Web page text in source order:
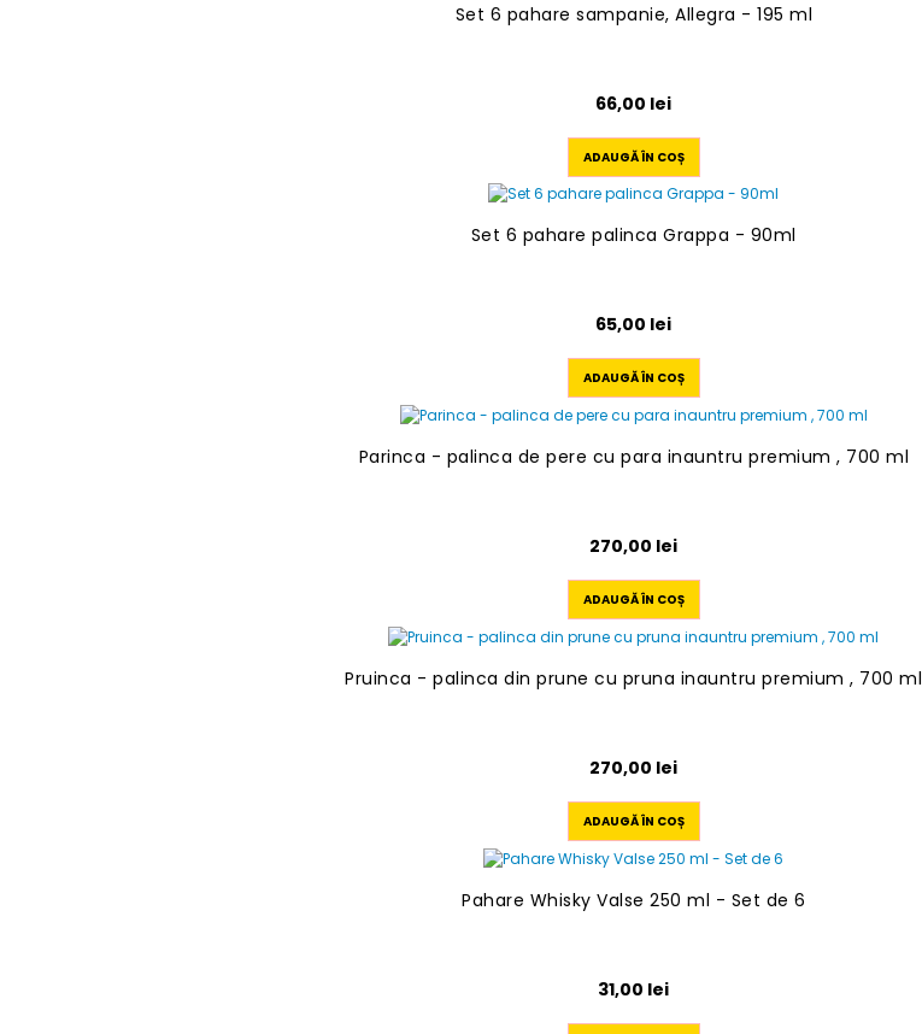
Set 6 pahare sampanie, Allegra - 195 ml
66,00 lei
ADAUGĂ ÎN COȘ
Set 6 pahare palinca Grappa - 90ml
65,00 lei
ADAUGĂ ÎN COȘ
Parinca - palinca de pere cu para inauntru premium , 700 ml
270,00 lei
ADAUGĂ ÎN COȘ
Pruinca - palinca din prune cu pruna inauntru premium , 700 ml
270,00 lei
ADAUGĂ ÎN COȘ
Pahare Whisky Valse 250 ml - Set de 6
31,00 lei